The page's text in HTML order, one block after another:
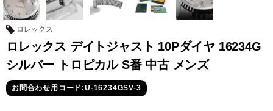
グランド
セイコー
オメガ IWC
ロレックス
ロレックス デイトジャスト 10Pダイヤ 16234G
シルバー トロピカル S番 中古 メンズ
お問合わせ用コード:U-16234GSV-3